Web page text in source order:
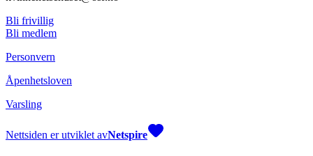
Bli frivillig
Bli medlem
Personvern
Åpenhetsloven
Varsling
Nettsiden er utviklet avNetspire